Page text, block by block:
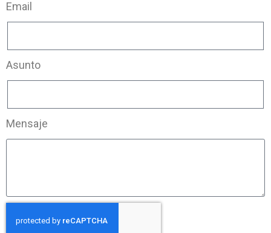
Email
Asunto
Mensaje